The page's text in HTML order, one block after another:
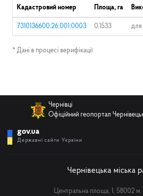
Кадастровий номер Площа, га
7310136600:26:001:0003 0.1533 для
* Дані в процесі верифікації
Чернівці
Офіційний геопортал
gov.ua
Державні сайти України
Чернівецька міська
Центральна площа, 1, 58002 м.